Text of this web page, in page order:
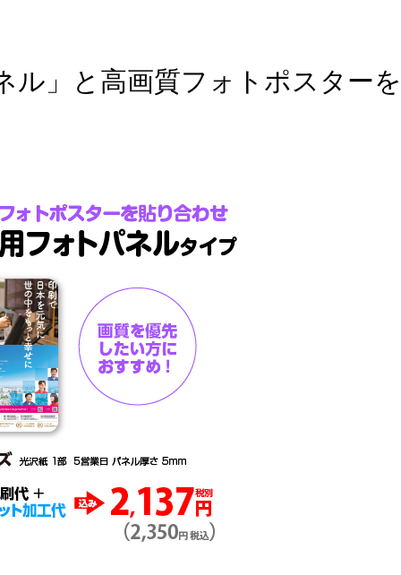
ル」と高画質フォトポスター